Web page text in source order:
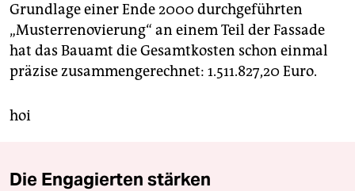
Grundlage einer Ende 2000 durchgeführten
„Musterrenovierung“ an einem Teil der Fassade
hat das Bauamt die Gesamtkosten schon einmal
präzise zusammengerechnet: 1.511.827,20 Euro.
hoi
Die Engagierten stärken